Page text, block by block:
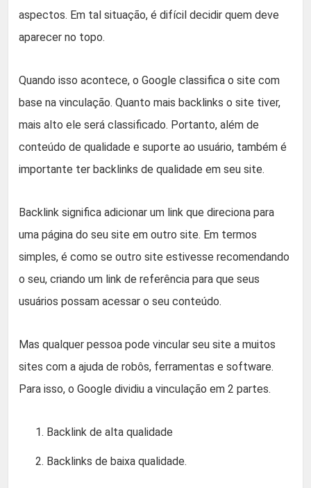
aspectos. Em tal situação, é difícil decidir quem deve
aparecer no topo.
Quando isso acontece, o Google classifica o site com
base na vinculação. Quanto mais backlinks o site tiver,
mais alto ele será classificado. Portanto, além de
conteúdo de qualidade e suporte ao usuário, também é
importante ter backlinks de qualidade em seu site.
Backlink significa adicionar um link que direciona para
uma página do seu site em outro site. Em termos
simples, é como se outro site estivesse recomendando
o seu, criando um link de referência para que seus
usuários possam acessar o seu conteúdo.
Mas qualquer pessoa pode vincular seu site a muitos
sites com a ajuda de robôs, ferramentas e software.
Para isso, o Google dividiu a vinculação em 2 partes.
Backlink de alta qualidade
Backlinks de baixa qualidade.